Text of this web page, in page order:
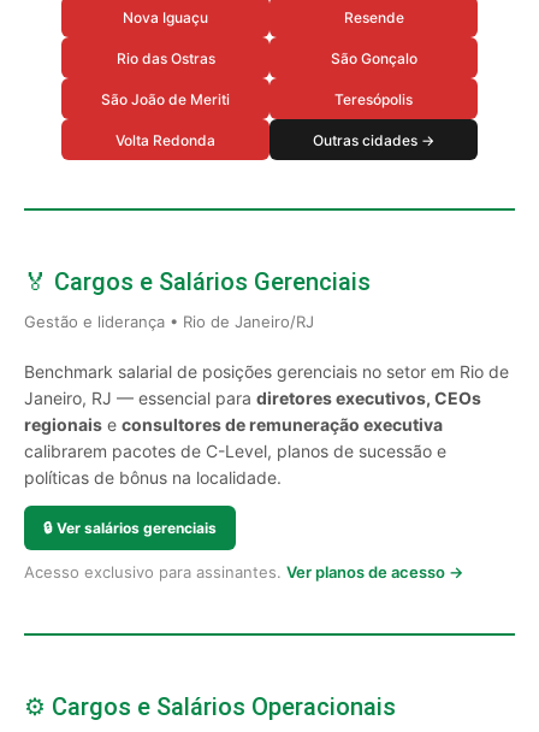
Nova Iguaçu Resende
Rio das Ostras São Gonçalo
São João de Meriti Teresópolis
Volta Redonda Outras cidades →
🏅 Cargos e Salários Gerenciais
Gestão e liderança • Rio de Janeiro/RJ
Benchmark salarial de posições gerenciais no setor em Rio de
Janeiro, RJ — essencial para diretores executivos, CEOs
regionais e consultores de remuneração executiva
calibrarem pacotes de C-Level, planos de sucessão e
políticas de bônus na localidade.
🔒 Ver salários gerenciais
Acesso exclusivo para assinantes. Ver planos de acesso →
⚙️ Cargos e Salários Operacionais